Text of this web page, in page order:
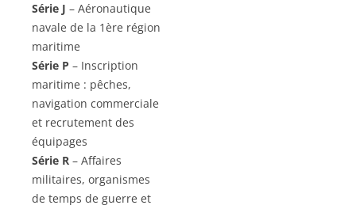
Série J – Aéronautique
navale de la 1ère région
maritime
Série P – Inscription
maritime : pêches,
navigation commerciale
et recrutement des
équipages
Série R – Affaires
militaires, organismes
de temps de guerre et